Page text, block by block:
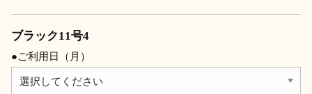
ブラック11号4
●ご利用日（月）